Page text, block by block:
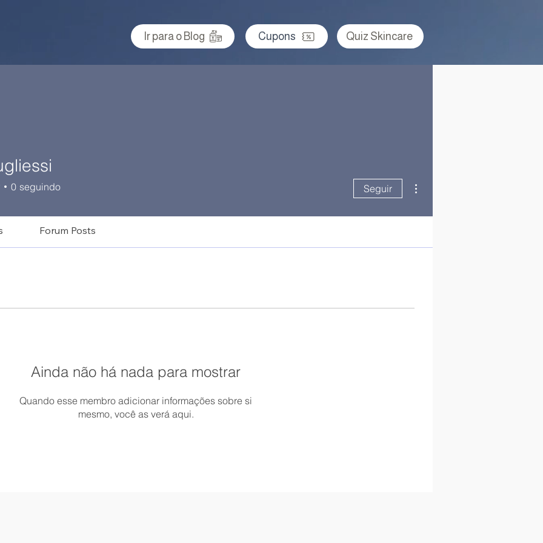
Ir para o Blog Cupons Quiz Skincare
0 seguindo Seguir
Forum Posts
Ainda não há nada para mostrar
Quando esse membro adicionar informações sobre si
mesmo, você as verá aqui.